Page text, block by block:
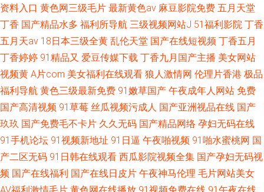
资料入口 黄色网三级毛片 最新黄色av 麻豆影院免费 五月天堂
丁香 国产精品水多 福利所导航 三级视频网站J 51福利影院 丁香
五月天av 18日本三级全黄 乱伦天堂 国产在线短视频 丁香五月
丁香婷婷 91精品又 爱豆传媒下载 丁香九月国产主播 美女网站
视频黄 A片com 美女福利在线观看 狼人激情网 伦理片香港 极品
福利导航 黄色三级最新免费 91嫩草国产 午夜成年人网站 免费
国产高清视频 91草莓 丝瓜视频污成人 国产亚洲视品在线 国产
玖玖 国产免费毛不卡片 久久无码 国产精品网络 孕妇无码在线
91手机论坛 91视频新地址 91日逼 午夜啪视频 91啪水蜜桃网 国
产二区无码 91日韩在线观看 西瓜影院视频全集 国产孕妇无码视
频 国产在线福利 国产在线日皮片 午夜神马伦理 毛片网站美女